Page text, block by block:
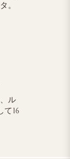
。
ル
て16